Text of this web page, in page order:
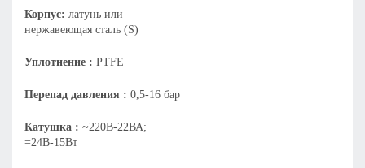
Корпус: латунь или
нержавеющая сталь (S)
Уплотнение : PTFE
Перепад давления : 0,5-16 бар
Катушка : ~220В-22ВА;
=24В-15Вт